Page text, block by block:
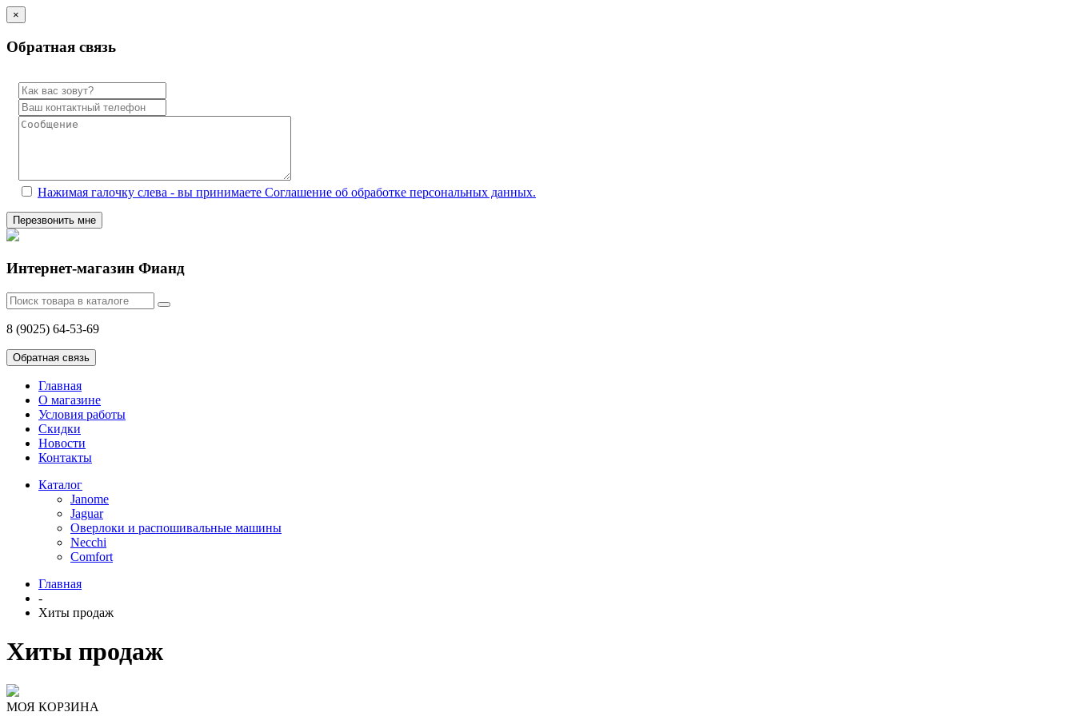
×
Обратная связь
Нажимая галочку слева - вы принимаете Соглашение об обработке персональных данных.
Перезвонить мне
Интернет-магазин Фианд
8 (9025) 64-53-69
Обратная связь
Главная
О магазине
Условия работы
Скидки
Новости
Контакты
Каталог
Janome
Jaguar
Оверлоки и распошивальные машины
Necchi
Comfort
Главная
-
Хиты продаж
Хиты продаж
МОЯ КОРЗИНА